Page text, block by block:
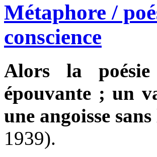
Métaphore /
conscience
Alors la
épouvante ; un
une angoisse
1939).